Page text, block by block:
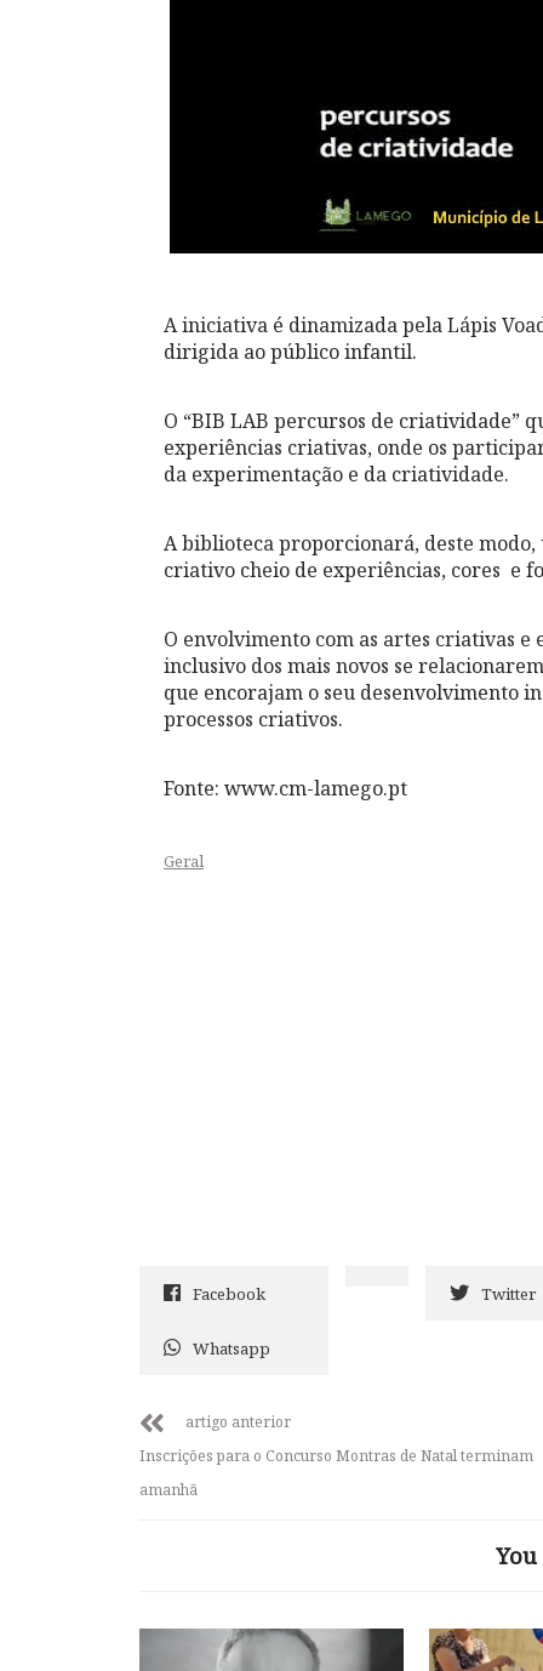
A iniciativa é dinamizada pela Lápis
dirigida ao público infantil.
O “BIB LAB percursos de criatividade”
experiências criativas, onde os
da experimentação e da criatividade.
A biblioteca proporcionará, deste
criativo cheio de experiências, cores e
O envolvimento com as artes criativas
inclusivo dos mais novos se
que encorajam o seu desenvolvimento
processos criativos.
Fonte: www.cm-lamego.pt
Geral
Facebook Twitter
Whatsapp
artigo anterior
Inscrições para o Concurso Montras de Natal terminam
amanhã